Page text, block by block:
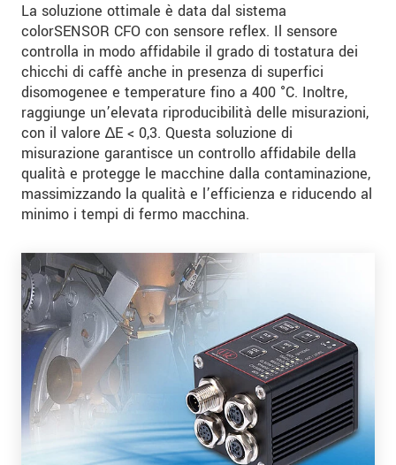
La soluzione ottimale è data dal sistema
colorSENSOR CFO con sensore reflex. Il sensore
controlla in modo affidabile il grado di tostatura dei
chicchi di caffè anche in presenza di superfici
disomogenee e temperature fino a 400 °C. Inoltre,
raggiunge un’elevata riproducibilità delle misurazioni,
con il valore ∆E < 0,3. Questa soluzione di
misurazione garantisce un controllo affidabile della
qualità e protegge le macchine dalla contaminazione,
massimizzando la qualità e l’efficienza e riducendo al
minimo i tempi di fermo macchina.